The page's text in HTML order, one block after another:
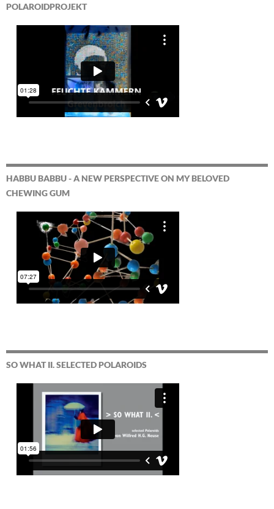
POLAROIDPROJEKT
HABBU BABBU - A NEW PERSPECTIVE ON MY BELOVED
CHEWING GUM
SO WHAT II. SELECTED POLAROIDS